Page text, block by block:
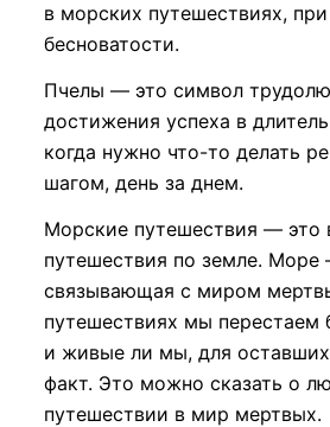
в морских путешествиях, при
бесноватости.
Пчелы — это символ
достижения успеха в
когда нужно что-то делать
шагом, день за днем.
Морские путешествия — это
путешествия по земле. Море
связывающая с миром
путешествиях мы
и живые ли мы, для
факт. Это можно сказать о
путешествии в мир мертвых.